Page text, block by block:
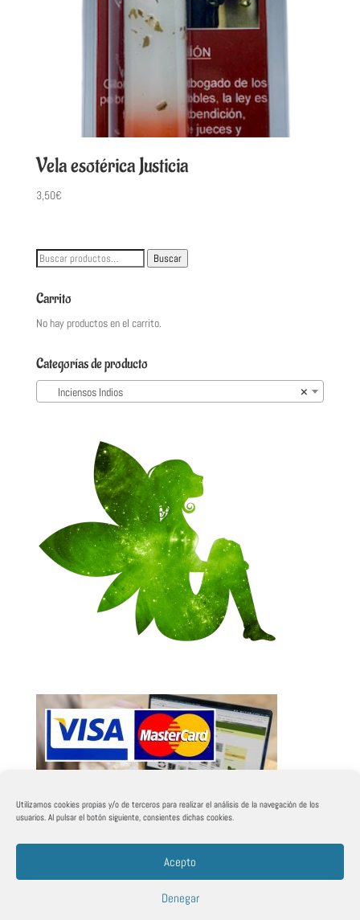
Utilizamos cookies propias y/o de terceros para realizar el análisis de la navegación de los
usuarios. Al pulsar el botón siguiente, consientes dichas cookies.
Acepto
Denegar
Vela esotérica Justicia
3,50€
Buscar
Buscar
Carrito
No hay productos en el carrito.
Categorías de producto
×
Inciensos Indios